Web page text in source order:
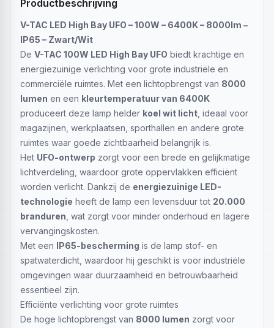
Productbeschrijving
V-TAC LED High Bay UFO – 100W – 6400K – 8000lm –
IP65 – Zwart/Wit
De V-TAC 100W LED High Bay UFO biedt krachtige en
energiezuinige verlichting voor grote industriële en
commerciële ruimtes. Met een lichtopbrengst van 8000
lumen en een kleurtemperatuur van 6400K
produceert deze lamp helder koel wit licht , ideaal voor
magazijnen, werkplaatsen, sporthallen en andere grote
ruimtes waar goede zichtbaarheid belangrijk is.
Het UFO-ontwerp zorgt voor een brede en gelijkmatige
lichtverdeling, waardoor grote oppervlakken efficiënt
worden verlicht. Dankzij de energiezuinige LED-
technologie heeft de lamp een levensduur tot 20.000
branduren , wat zorgt voor minder onderhoud en lagere
vervangingskosten.
Met een IP65-bescherming is de lamp stof- en
spatwaterdicht, waardoor hij geschikt is voor industriële
omgevingen waar duurzaamheid en betrouwbaarheid
essentieel zijn.
Efficiënte verlichting voor grote ruimtes
De hoge lichtopbrengst van 8000 lumen zorgt voor